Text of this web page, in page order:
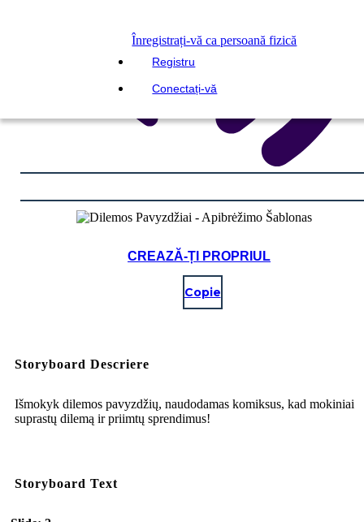
Înregistrați-vă ca persoană fizică
Registru
Conectați-vă
CREAZĂ-ȚI PROPRIUL
Copie
Storyboard Descriere
Išmokyk dilemos pavyzdžių, naudodamas komiksus, kad mokiniai
suprastų dilemą ir priimtų sprendimus!
Storyboard Text